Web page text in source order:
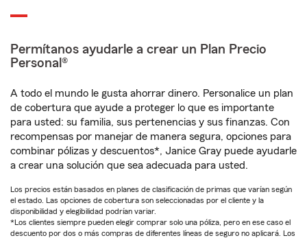
Permítanos ayudarle a crear un Plan Precio
Personal®
A todo el mundo le gusta ahorrar dinero. Personalice un plan
de cobertura que ayude a proteger lo que es importante
para usted: su familia, sus pertenencias y sus finanzas. Con
recompensas por manejar de manera segura, opciones para
combinar pólizas y descuentos*, Janice Gray puede ayudarle
a crear una solución que sea adecuada para usted.
Los precios están basados en planes de clasificación de primas que varían según
el estado. Las opciones de cobertura son seleccionadas por el cliente y la
disponibilidad y elegibilidad podrían variar.
*Los clientes siempre pueden elegir comprar solo una póliza, pero en ese caso el
descuento por dos o más compras de diferentes líneas de seguro no aplicará. Los